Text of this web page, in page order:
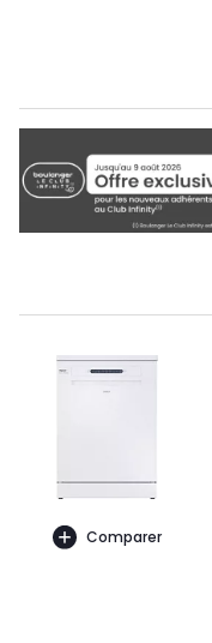
Comparer